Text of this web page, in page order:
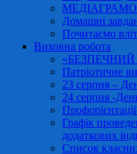
Домашні
Почитаємо
Виховна робота
«БЕЗПЕЧНИЙ
Патріотичне
23 серпня –
24 серпня -
Графік
додаткових
Список